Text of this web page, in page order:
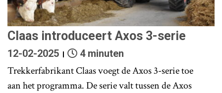
Claas introduceert Axos 3-serie
12-02-2025 4 minuten
Trekkerfabrikant Claas voegt de Axos 3-serie toe
aan het programma. De serie valt tussen de Axos